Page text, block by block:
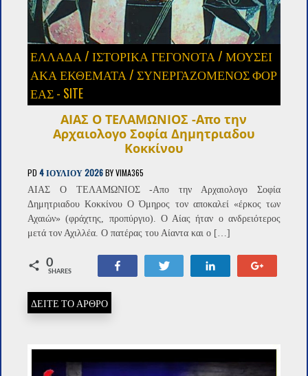
ΕΛΛΑΔΑ /ΙΣΤΟΡΙΚΑ ΓΕΓΟΝΟΤΑ /ΜΟΥΣΕΙ
ΑΚΑ ΕΚΘΕΜΑΤΑ /ΣΥΝΕΡΓΑΖΌΜΕΝΟΣ ΦΟΡ
ΈΑΣ - SITE
ΑΙΑΣ Ο ΤΕΛΑΜΩΝΙΟΣ -Απο την
Αρχαιολογο Σοφία Δημητριαδου
Κοκκίνου
PD4 ΙΟΥΛΊΟΥ 2026BYVIMA365
ΑΙΑΣ Ο ΤΕΛΑΜΩΝΙΟΣ -Απο την Αρχαιολογο Σοφία
Δημητριαδου Κοκκίνου Ο Όμηρος τον αποκαλεί «έρκος των
Αχαιών» (φράχτης, προπύργιο). Ο Αίας ήταν ο ανδρειότερος
μετά τον Αχιλλέα. Ο πατέρας του Αίαντα και ο […]
0
SHARES
ΔΕΙΤΕ ΤΟ ΑΡΘΡΟ